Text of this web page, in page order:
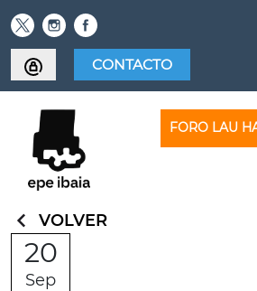
Skip
to
content
CONTACTO
FORO LAU
VOLVER
20
Sep